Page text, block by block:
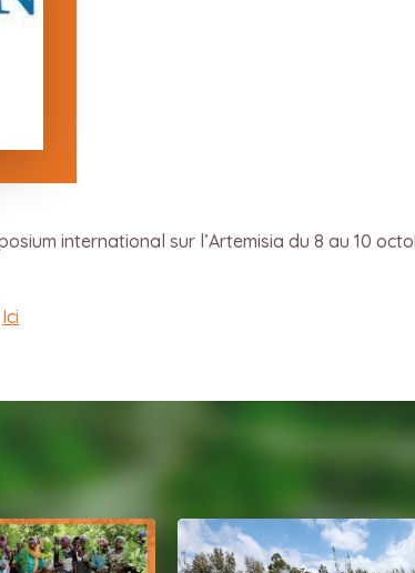
international sur l’Artemisia du 8 au 10
Ici